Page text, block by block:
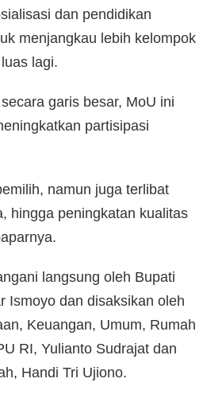
dan pendidikan
menjangkau lebih kelompok
lagi.
garis besar, MoU ini
partisipasi
namun juga terlibat
hingga peningkatan kualitas
langsung oleh Bupati
Ismoyo dan disaksikan oleh
Keuangan, Umum, Rumah
RI, Yulianto Sudrajat dan
Handi Tri Ujiono.